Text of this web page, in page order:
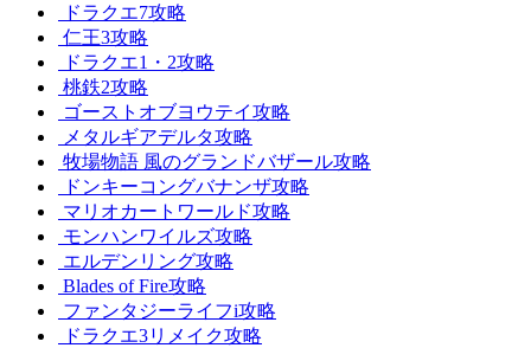
ドラクエ7攻略
仁王3攻略
ドラクエ1・2攻略
桃鉄2攻略
ゴーストオブヨウテイ攻略
メタルギアデルタ攻略
牧場物語 風のグランドバザール攻略
ドンキーコングバナンザ攻略
マリオカートワールド攻略
モンハンワイルズ攻略
エルデンリング攻略
Blades of Fire攻略
ファンタジーライフi攻略
ドラクエ3リメイク攻略